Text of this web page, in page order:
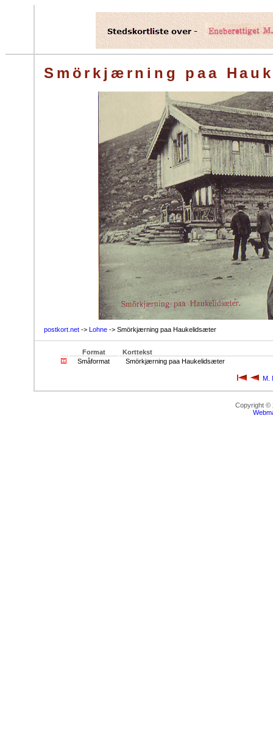
Smörkjærning paa
postkort.net -> Lohne -> Smörkjærning paa Haukelidsæter
Format
Korttekst
Småformat
Smörkjærning paa Haukelidsæter
M.
Copyright ©